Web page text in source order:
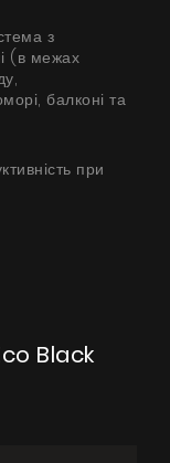
з
(в межах
балконі та
при
Black